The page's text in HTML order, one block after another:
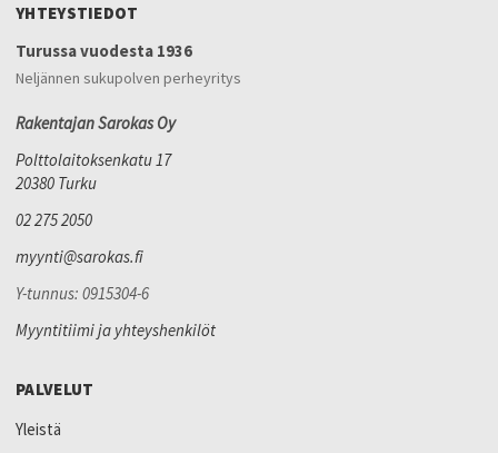
YHTEYSTIEDOT
Turussa vuodesta 1936
Neljännen sukupolven perheyritys
Rakentajan Sarokas Oy
Polttolaitoksenkatu 17
20380 Turku
02 275 2050
myynti@sarokas.fi
Y-tunnus: 0915304-6
Myyntitiimi ja yhteyshenkilöt
PALVELUT
Yleistä